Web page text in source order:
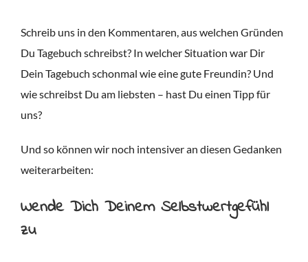
Schreib uns in den Kommentaren, aus welchen Gründen
Du Tagebuch schreibst? In welcher Situation war Dir
Dein Tagebuch schonmal wie eine gute Freundin? Und
wie schreibst Du am liebsten – hast Du einen Tipp für
uns?
Und so können wir noch intensiver an diesen Gedanken
weiterarbeiten:
Wende Dich Deinem Selbstwertgefühl
zu